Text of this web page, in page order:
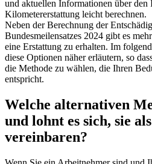
und aktuellen Informationen über den
Kilometererstattung leicht berechnen.
Neben der Berechnung der
Bundesmeilensatzes 2024 gibt es
eine Erstattung zu erhalten. Im
diese Optionen näher erläutern, so
die Methode zu wählen, die Ihren
entspricht.
Welche alternativen
und lohnt es sich, sie
vereinbaren?